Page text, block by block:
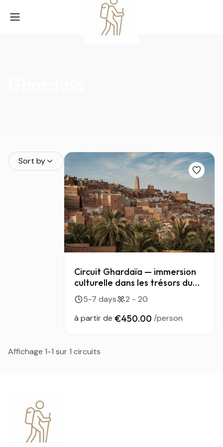
Sort by
Circuit Ghardaïa — immersion
culturelle dans les trésors du
M’zab
5-7 days
2 - 20
à partir de €450.00 /person
Affichage 1-1 sur 1 circuits